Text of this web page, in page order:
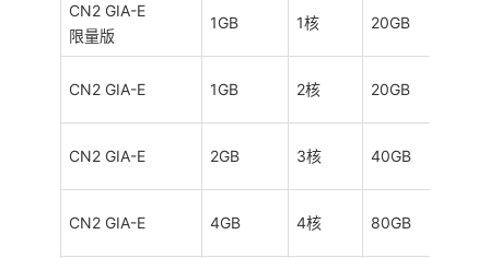
CN2 GIA-E
限量版
1GB 1核 20GB
CN2 GIA-E 1GB 2核 20GB
CN2 GIA-E 2GB 3核 40GB
CN2 GIA-E 4GB 4核 80GB